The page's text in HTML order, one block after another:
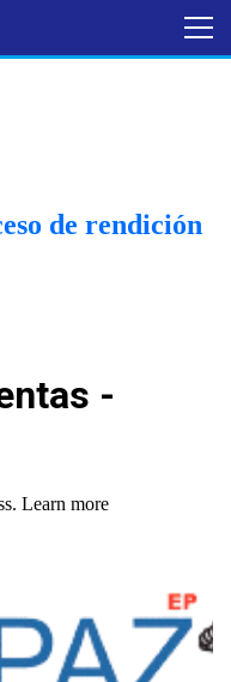
de rendición